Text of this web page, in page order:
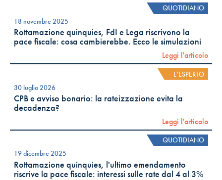
QUOTIDIANO
18 novembre 2025
Rottamazione quinquies, FdI e Lega riscrivono la
pace fiscale: cosa cambierebbe. Ecco le simulazioni
Leggi l'articolo
L’ESPERTO
30 luglio 2026
CPB e avviso bonario: la rateizzazione evita la
decadenza?
Leggi l'articolo
QUOTIDIANO
19 dicembre 2025
Rottamazione quinquies, l'ultimo emendamento
riscrive la pace fiscale: interessi sulle rate dal 4 al 3%